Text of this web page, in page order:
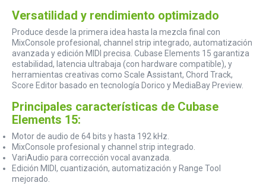
Versatilidad y rendimiento optimizado
Produce desde la primera idea hasta la mezcla final con
MixConsole profesional, channel strip integrado, automatización
avanzada y edición MIDI precisa. Cubase Elements 15 garantiza
estabilidad, latencia ultrabaja (con hardware compatible), y
herramientas creativas como Scale Assistant, Chord Track,
Score Editor basado en tecnología Dorico y MediaBay Preview.
Principales características de Cubase
Elements 15:
Motor de audio de 64 bits y hasta 192 kHz.
MixConsole profesional y channel strip integrado.
VariAudio para corrección vocal avanzada.
Edición MIDI, cuantización, automatización y Range Tool
mejorado.